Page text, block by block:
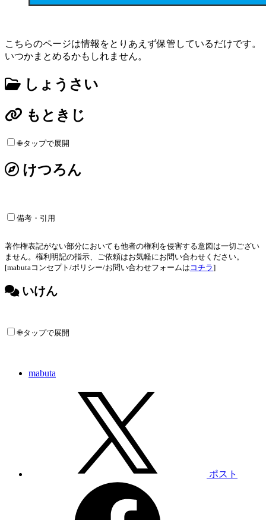
こちらのページは情報をとりあえず保管しているだけです。
いつかまとめるかもしれません。
しょうさい
もときじ
✙タップで展開
けつろん
備考・引用
著作権表記がない部分においても他者の権利を侵害する意図は一切ござい
ません。権利明記の指示、ご依頼はお気軽にお問い合わせください。
[mabutaコンセプト/ポリシー/お問い合わせフォームは コチラ]
いけん
✙タップで展開
mabuta
ポスト